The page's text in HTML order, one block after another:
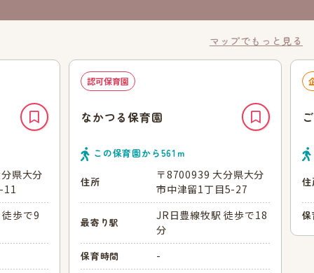
マップでもっと見る
県大分
11
歩で9
認可保育園
なかつる保育園
この保育園から561 ｍ
住所
〒8700939 大分県大分
市中津留1丁目5-27
最寄り駅
JR日豊線牧駅 徒歩で18
分
保育時間 -
住
保